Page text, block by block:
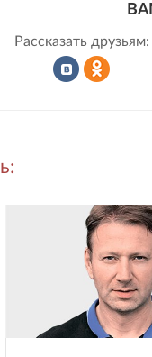
Рассказать друзьям:
ВКонтакте